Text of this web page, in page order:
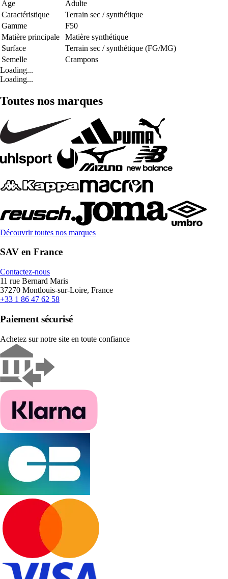
Age
Adulte
Caractéristique
Terrain sec / synthétique
Gamme
F50
Matière principale
Matière synthétique
Surface
Terrain sec / synthétique (FG/MG)
Semelle
Crampons
Loading...
Loading...
Toutes nos marques
Découvrir toutes nos marques
SAV en France
Contactez-nous
11 rue Bernard Maris
37270 Montlouis-sur-Loire, France
+33 1 86 47 62 58
Paiement sécurisé
Achetez sur notre site en toute confiance